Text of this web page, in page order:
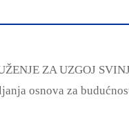
ZA UZGOJ
osnova za